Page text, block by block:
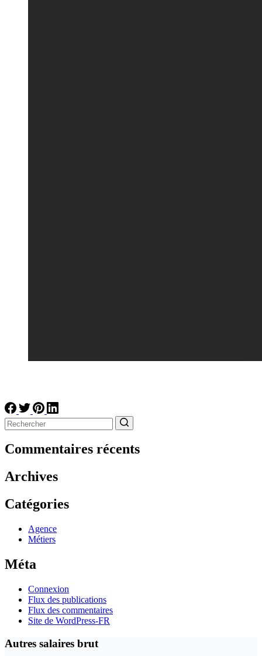
résultat
Commentaires récents
Archives
Catégories
Agence
Métiers
Méta
Connexion
Flux des publications
Flux des commentaires
Site de WordPress-FR
Autres salaires brut